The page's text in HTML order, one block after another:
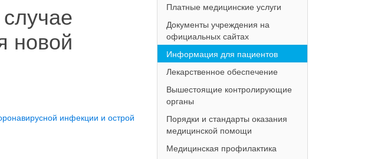
новой
инфекции и острой
Платные медицинские услуги
Документы учреждения на
официальных сайтах
Информация для пациентов
Лекарственное обеспечение
Вышестоящие контролирующие
органы
Порядки и стандарты оказания
медицинской помощи
Медицинская профилактика